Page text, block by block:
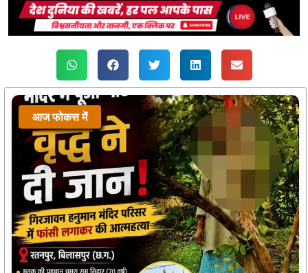
आज फोकस में